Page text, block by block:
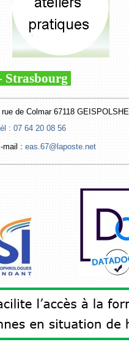
Strasbourg
rue de Colmar 67118
: 07 64 20 08 56
mail : eas.67@laposte.net